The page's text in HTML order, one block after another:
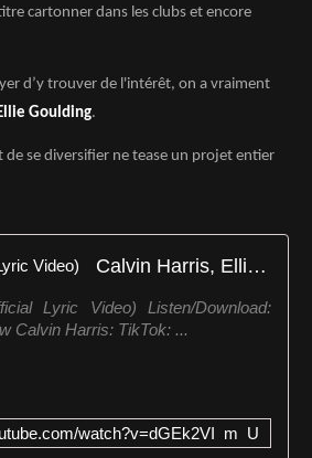
cartonner dans les clubs et encore
d’y trouver de l'intérêt, on a vraiment
Goulding.
de se diversifier ne tease un projet entier
Calvin Harris, Ellie Goulding - Miracle (Official Lyric Video)
Lyric Video) Listen/Download:
Calvin Harris: TikTok: ...
watch?v=dGEk2VI_m_U